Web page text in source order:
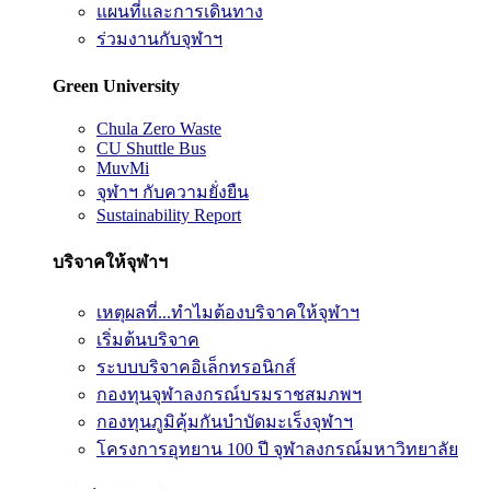
แผนที่และการเดินทาง
ร่วมงานกับจุฬาฯ
Green University
Chula Zero Waste
CU Shuttle Bus
MuvMi
จุฬาฯ กับความยั่งยืน
Sustainability Report
บริจาคให้จุฬาฯ
เหตุผลที่...ทำไมต้องบริจาคให้จุฬาฯ
เริ่มต้นบริจาค
ระบบบริจาคอิเล็กทรอนิกส์
กองทุนจุฬาลงกรณ์บรมราชสมภพฯ
กองทุนภูมิคุ้มกันบำบัดมะเร็งจุฬาฯ
โครงการอุทยาน 100 ปี จุฬาลงกรณ์มหาวิทยาลัย